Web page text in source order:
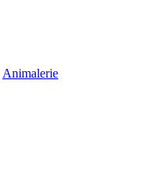
Animalerie